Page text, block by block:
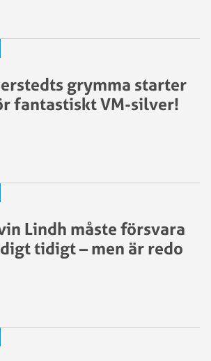
grymma starter
fantastiskt VM-silver!
Lindh måste försvara
tidigt – men är redo